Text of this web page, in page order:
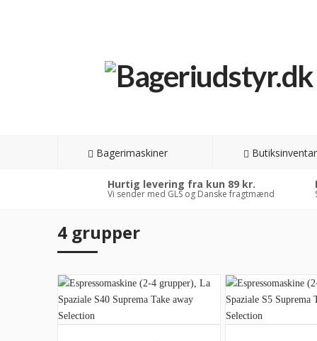
Bagerimaskiner Butiksinventar
Hurtig levering fra kun 89 kr.
Vi sender med GLS og Danske fragtmænd
4 grupper